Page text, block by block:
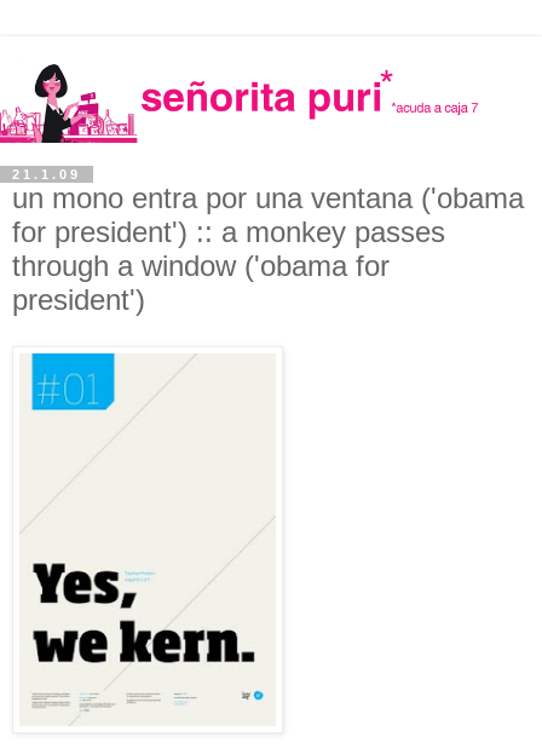
21.1.09
un mono entra por una ventana ('obama
for president') :: a monkey passes
through a window ('obama for
president')